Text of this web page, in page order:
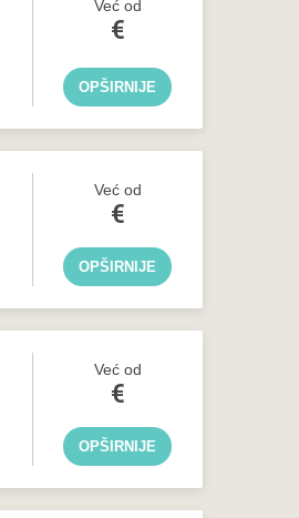
Već od
€
OPŠIRNIJE
Već od
€
OPŠIRNIJE
Već od
€
OPŠIRNIJE